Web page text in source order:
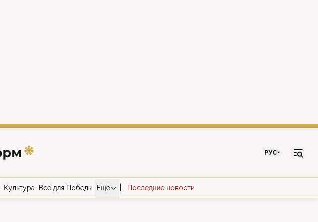
РУС
Культура Всё для Победы Ещё Последние новости